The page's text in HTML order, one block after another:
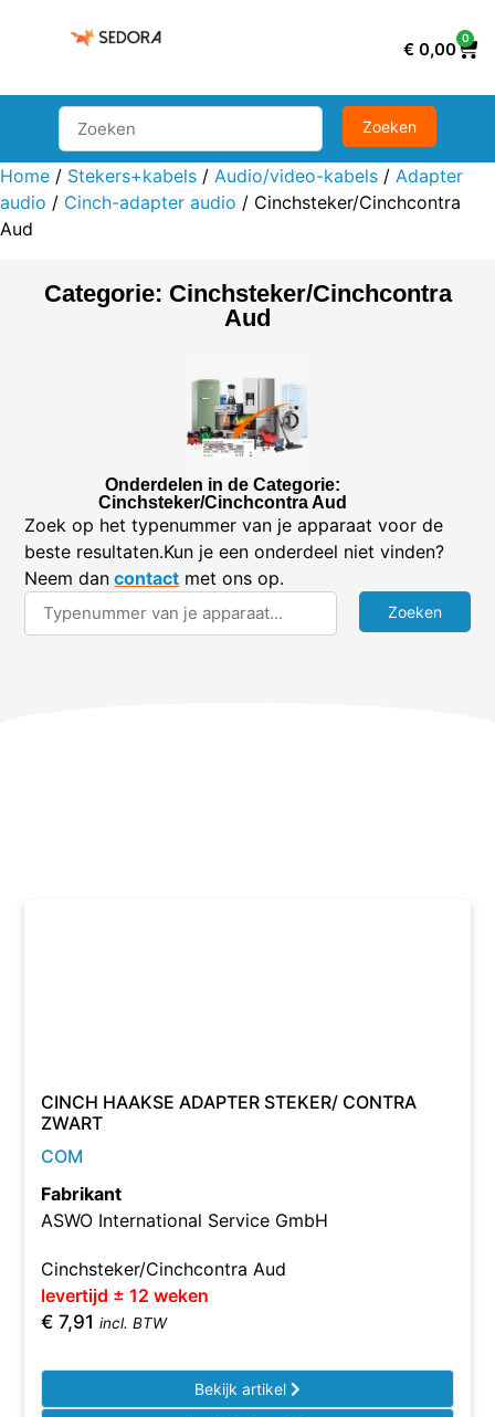
€ 0,00
0
Home / Stekers+kabels / Audio/video-kabels / Adapter
audio / Cinch-adapter audio / Cinchsteker/Cinchcontra
Aud
Categorie: Cinchsteker/Cinchcontra
Aud
Onderdelen in de Categorie:
Cinchsteker/Cinchcontra Aud
Zoek op het typenummer van je apparaat voor de
beste resultaten.Kun je een onderdeel niet vinden?
Neem dan contact met ons op.
CINCH HAAKSE ADAPTER STEKER/ CONTRA
ZWART
COM
Fabrikant
ASWO International Service GmbH
Cinchsteker/Cinchcontra Aud
levertijd ± 12 weken
€ 7,91 incl. BTW
Bekijk artikel